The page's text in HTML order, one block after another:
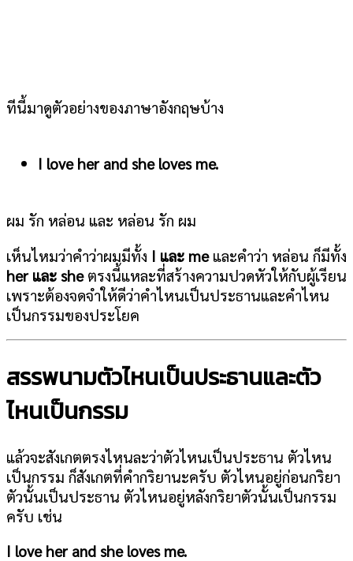
ทีนี้มาดูตัวอย่างของภาษาอังกฤษบ้าง
I love her and she loves me.
ผม รัก หล่อน และ หล่อน รัก ผม
เห็นไหมว่าคำว่าผมมีทั้ง I และ meและคำว่า หล่อน ก็มีทั้ง
her และ sheตรงนี้แหละที่สร้างความปวดหัวให้กับผู้เรียน
เพราะต้องจดจำให้ดีว่าคำไหนเป็นประธานและคำไหน
เป็นกรรมของประโยค
สรรพนามตัวไหนเป็นประธานและตัว
ไหนเป็นกรรม
แล้วจะสังเกตตรงไหนละว่าตัวไหนเป็นประธาน ตัวไหน
เป็นกรรม ก็สังเกตที่คำกริยานะครับ ตัวไหนอยู่ก่อนกริยา
ตัวนั้นเป็นประธาน ตัวไหนอยู่หลังกริยาตัวนั้นเป็นกรรม
ครับ เช่น
I love her and she loves me.